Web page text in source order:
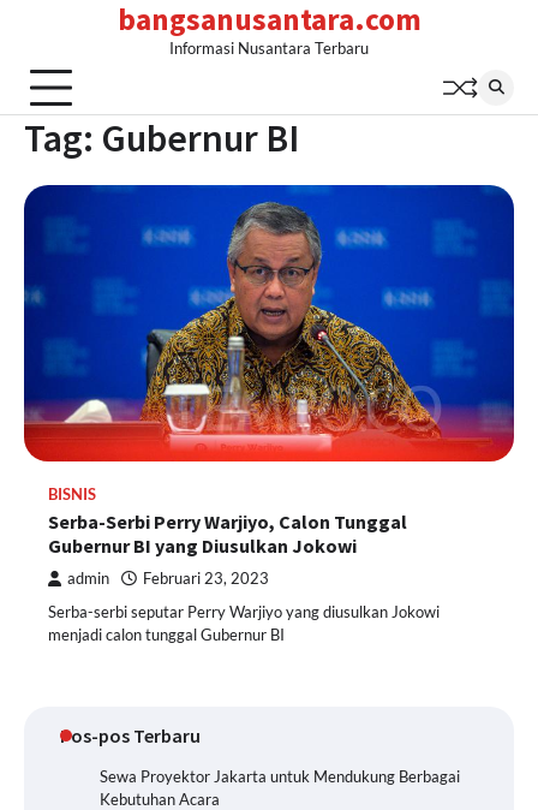
content
bangsanusantara.com
Informasi Nusantara Terbaru
Tag: Gubernur BI
BISNIS
Serba-Serbi Perry Warjiyo, Calon Tunggal
Gubernur BI yang Diusulkan Jokowi
admin Februari 23, 2023
Serba-serbi seputar Perry Warjiyo yang diusulkan Jokowi
menjadi calon tunggal Gubernur BI
Pos-pos Terbaru
Sewa Proyektor Jakarta untuk Mendukung Berbagai
Kebutuhan Acara